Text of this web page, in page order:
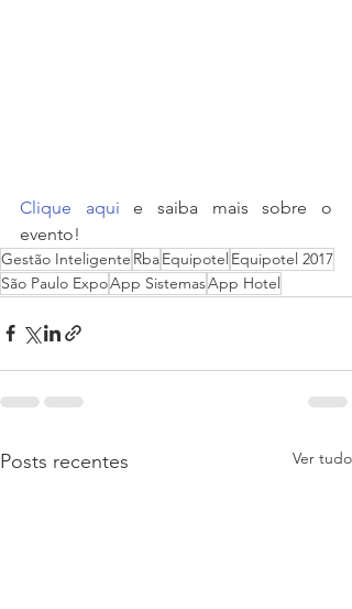
Clique aqui e saiba mais sobre o
evento!
Gestão Inteligente RbaEquipotel Equipotel 2017
São Paulo ExpoApp SistemasApp Hotel
Posts recentes Ver tudo